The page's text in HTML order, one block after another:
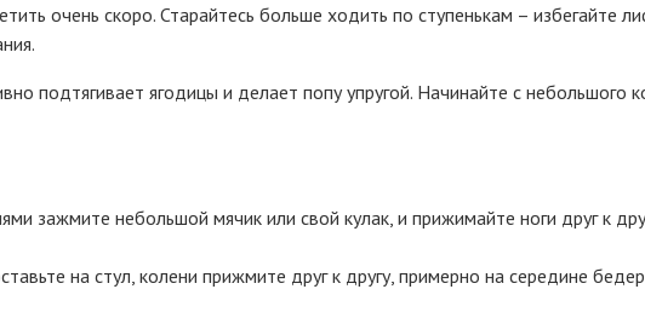
очень скоро. Старайтесь больше ходить по ступенькам – избегайте
подтягивает ягодицы и делает попу упругой. Начинайте с небольшого
зажмите небольшой мячик или свой кулак, и прижимайте ноги друг к
на стул, колени прижмите друг к другу, примерно на середине